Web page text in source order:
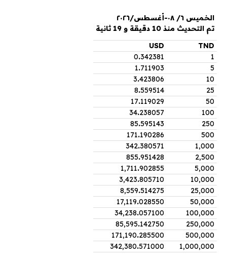
الخميس ٦/ ٠٨-أغسطس/٢٠٢٦
تم التحديث منذ 10 دقيقة و 19 ثانية
TND
USD
1
0.342381
5
1.711903
10
3.423806
25
8.559514
50
17.119029
100
34.238057
250
85.595143
500
171.190286
1,000
342.380571
2,500
855.951428
5,000
1,711.902855
10,000
3,423.805710
25,000
8,559.514275
50,000
17,119.028550
100,000
34,238.057100
250,000
85,595.142750
500,000
171,190.285500
1,000,000
342,380.571000